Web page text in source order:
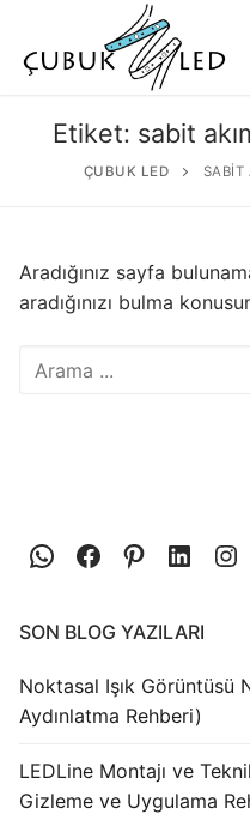
Ultra İnce
Yarı
Sabit
Etiket: sabit
ÇUBUK LED SABIT
Aradığınız sayfa
aradığınızı bulma
SON BLOG YAZILARI
Noktasal Işık Görüntüsü
Aydınlatma Rehberi)
LEDLine Montajı ve
Gizleme ve Uygulama